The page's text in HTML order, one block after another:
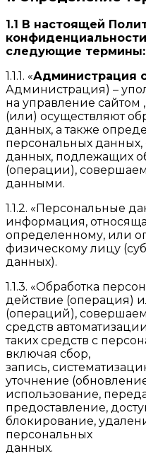
1.1 В настоящей
следующие термины:
1.1.1. «Администрация
Администрация) –
на управление сайтом
(или) осуществляют
данных, а также
персональных данных,
данных, подлежащих
(операции),
данными.
1.1.2. «Персональные
информация,
определенному, или
физическому лицу
данных).
1.1.3. «Обработка
действие (операция)
(операций),
средств
таких средств с
включая сбор,
запись,
уточнение
использование,
предоставление,
блокирование,
персональных
данных.